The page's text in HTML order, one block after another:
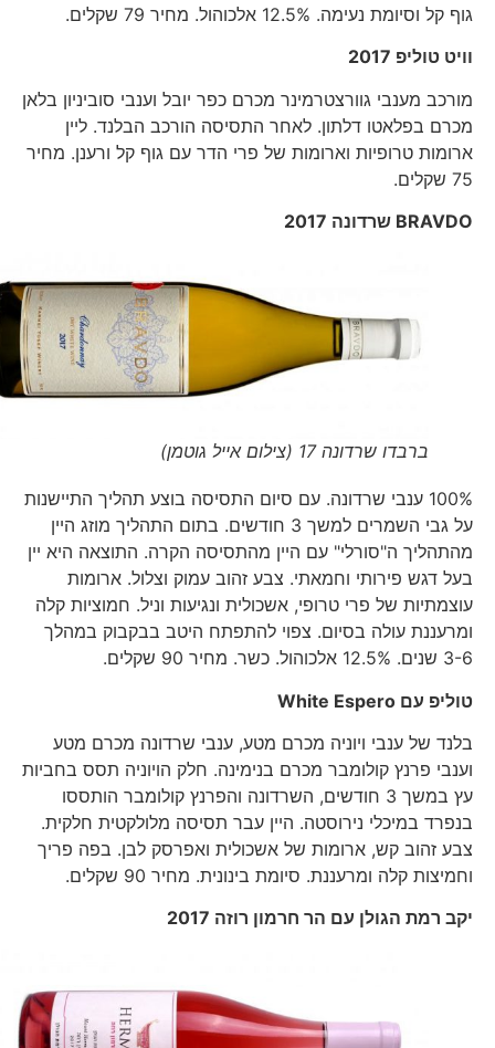
גוף קל וסיומת נעימה. 12.5% אלכוהול. מחיר 79 שקלים.
וויט טוליפ 2017
מורכב מענבי גוורצטרמינר מכרם כפר יובל וענבי סוביניון בלאן
מכרם בפלאטו דלתון. לאחר התסיסה הורכב הבלנד. ליין
ארומות טרופיות וארומות של פרי הדר עם גוף קל ורענן. מחיר
BRAVDOשרדונה 2017
ברבדו שרדונה 17 (צילום אייל גוטמן)
100% ענבי שרדונה. עם סיום התסיסה בוצע תהליך התיישנות
על גבי השמרים למשך 3 חודשים. בתום התהליך מוזג היין
מהתהליך ה"סורלי" עם היין מהתסיסה הקרה. התוצאה היא יין
בעל דגש פירותי וחמאתי. צבע זהוב עמוק וצלול. ארומות
עוצמתיות של פרי טרופי, אשכולית ונגיעות וניל. חמוציות קלה
ומרעננת עולה בסיום. צפוי להתפתח היטב בבקבוק במהלך
3-6 שנים. 12.5% אלכוהול. כשר. מחיר 90 שקלים.
טוליפ עםWhite Espero
בלנד של ענבי ויוניה מכרם מטע, ענבי שרדונה מכרם מטע
וענבי פרנץ קולומבר מכרם בנימינה. חלק הויוניה תסס בחביות
עץ במשך 3 חודשים, השרדונה והפרנץ קולומבר הותססו
בנפרד במיכלי נירוסטה. היין עבר תסיסה מלולקטית חלקית.
צבע זהוב קש, ארומות של אשכולית ואפרסק לבן. בפה פריך
וחמיצות קלה ומרעננת. סיומת בינונית. מחיר 90 שקלים.
יקב רמת הגולן עם הר חרמון רוזה 2017